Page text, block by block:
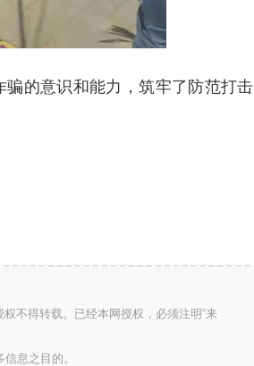
的意识和能力，筑牢了防范打击
不得转载。已经本网授权，必须注明“来
息之目的。